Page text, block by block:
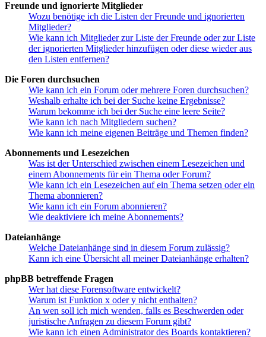
Freunde und ignorierte Mitglieder
Wozu benötige ich die Listen der Freunde und ignorierten
Mitglieder?
Wie kann ich Mitglieder zur Liste der Freunde oder zur Liste
der ignorierten Mitglieder hinzufügen oder diese wieder aus
den Listen entfernen?
Die Foren durchsuchen
Wie kann ich ein Forum oder mehrere Foren durchsuchen?
Weshalb erhalte ich bei der Suche keine Ergebnisse?
Warum bekomme ich bei der Suche eine leere Seite?
Wie kann ich nach Mitgliedern suchen?
Wie kann ich meine eigenen Beiträge und Themen finden?
Abonnements und Lesezeichen
Was ist der Unterschied zwischen einem Lesezeichen und
einem Abonnements für ein Thema oder Forum?
Wie kann ich ein Lesezeichen auf ein Thema setzen oder ein
Thema abonnieren?
Wie kann ich ein Forum abonnieren?
Wie deaktiviere ich meine Abonnements?
Dateianhänge
Welche Dateianhänge sind in diesem Forum zulässig?
Kann ich eine Übersicht all meiner Dateianhänge erhalten?
phpBB betreffende Fragen
Wer hat diese Forensoftware entwickelt?
Warum ist Funktion x oder y nicht enthalten?
An wen soll ich mich wenden, falls es Beschwerden oder
juristische Anfragen zu diesem Forum gibt?
Wie kann ich einen Administrator des Boards kontaktieren?